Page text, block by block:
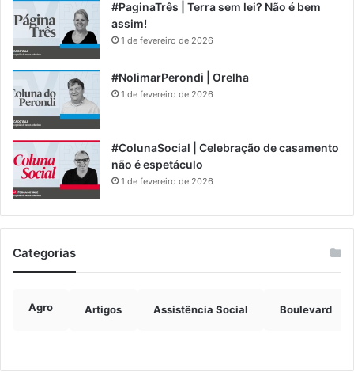
#PaginaTrês | Terra sem lei? Não é bem
assim!
1 de fevereiro de 2026
#NolimarPerondi | Orelha
1 de fevereiro de 2026
#ColunaSocial | Celebração de casamento
não é espetáculo
1 de fevereiro de 2026
Categorias
Agro Artigos Assistência Social Boulevard